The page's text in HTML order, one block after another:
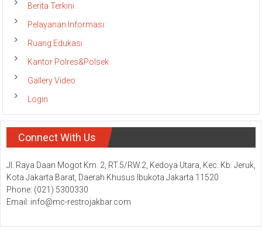
Berita Terkini
Pelayanan Informasi
Ruang Edukasi
Kantor Polres&Polsek
Gallery Video
Login
Connect With Us
Jl. Raya Daan Mogot Km. 2, RT.5/RW.2, Kedoya Utara, Kec. Kb. Jeruk,
Kota Jakarta Barat, Daerah Khusus Ibukota Jakarta 11520
Phone: (021) 5300330
Email: info@mc-restrojakbar.com